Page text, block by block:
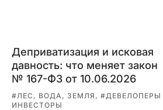
Деприватизация и исковая
давность: что меняет закон
№ 167-ФЗ от 10.06.2026
#ЛЕС, ВОДА, ЗЕМЛЯ, #ДЕВЕЛОПЕРЫ
ИНВЕСТОРЫ